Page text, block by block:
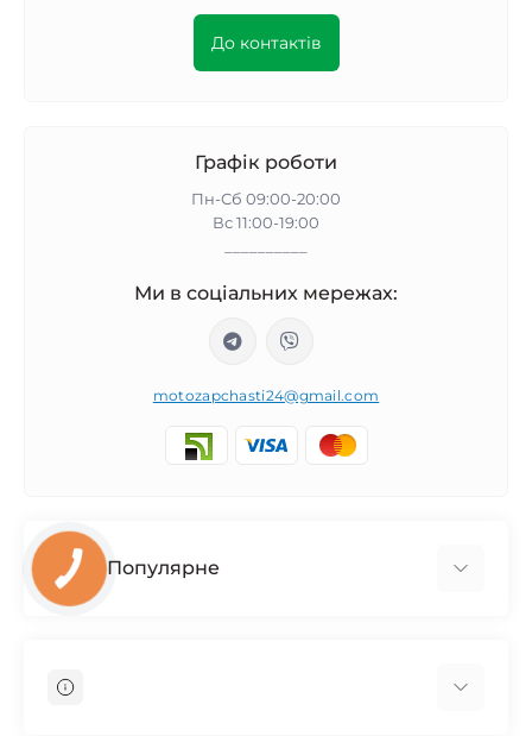
До контактів
Графік роботи
Пн-Сб 09:00-20:00
Вс 11:00-19:00
Ми в соціальних мережах:
motozapchasti24@gmail.com
Популярне
Запчасти на мотоцикл Ява